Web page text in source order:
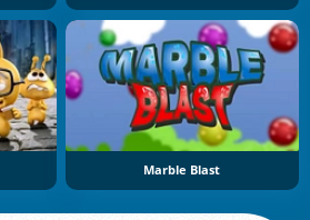
Marble Blast